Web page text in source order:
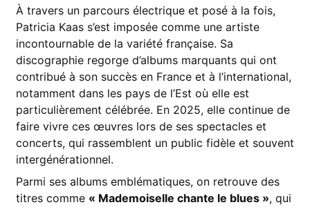
À travers un parcours électrique et posé à la fois,
Patricia Kaas s’est imposée comme une artiste
incontournable de la variété française. Sa
discographie regorge d’albums marquants qui ont
contribué à son succès en France et à l’international,
notamment dans les pays de l’Est où elle est
particulièrement célébrée. En 2025, elle continue de
faire vivre ces œuvres lors de ses spectacles et
concerts, qui rassemblent un public fidèle et souvent
intergénérationnel.
Parmi ses albums emblématiques, on retrouve des
titres comme « Mademoiselle chante le blues », qui